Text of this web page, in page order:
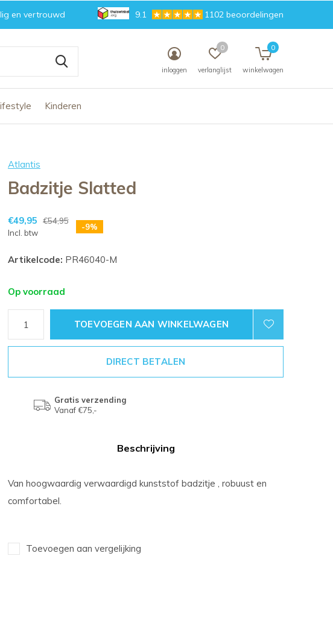
Kinderen
inloggen verlanglijst
0
winkelwagen
0
en vertrouwd 9.1 1102 beoordelingen
Atlantis
Badzitje Slatted
€49,95
€54,95
Incl. btw
-9%
Artikelcode: PR46040-M
Op voorraad
TOEVOEGEN AAN WINKELWAGEN
DIRECT BETALEN
Gratis verzending
Vanaf €75,-
Beschrijving
Van hoogwaardig verwaardigd kunststof badzitje , robuust en
comfortabel.
Toevoegen aan vergelijking